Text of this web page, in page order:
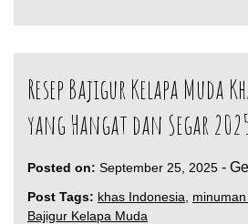
Resep Bajigur Kelapa Muda
yang Hangat dan Segar
Posted on: September 25, 2025 -
Post Tags: khas Indonesia
Bajigur Kelapa Muda